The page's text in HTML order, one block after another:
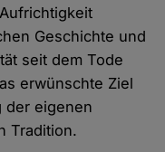
Geschichte und
seit dem Tode
erwünschte Ziel
der eigenen
Tradition.